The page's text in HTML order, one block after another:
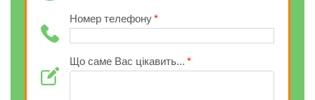
Номер телефону
Що саме Вас цікавить...